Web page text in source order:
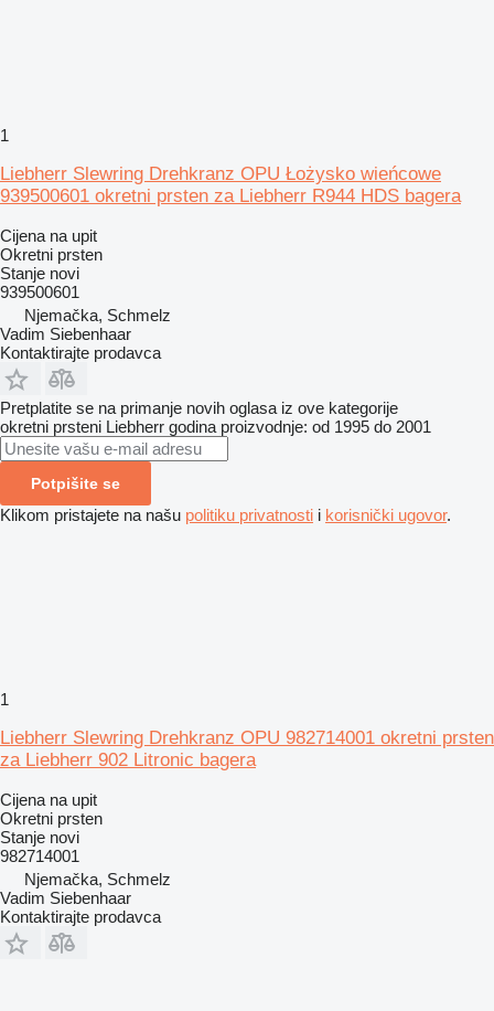
1
Liebherr Slewring Drehkranz OPU Łożysko wieńcowe
939500601 okretni prsten za Liebherr R944 HDS bagera
Cijena na upit
Okretni prsten
Stanje novi
939500601
Njemačka, Schmelz
Vadim Siebenhaar
Kontaktirajte prodavca
Pretplatite se na primanje novih oglasa iz ove kategorije
okretni prsteni Liebherr godina proizvodnje: od 1995 do 2001
Potpišite se
Klikom pristajete na našu politiku privatnosti i korisnički ugovor.
1
Liebherr Slewring Drehkranz OPU 982714001 okretni prsten
za Liebherr 902 Litronic bagera
Cijena na upit
Okretni prsten
Stanje novi
982714001
Njemačka, Schmelz
Vadim Siebenhaar
Kontaktirajte prodavca